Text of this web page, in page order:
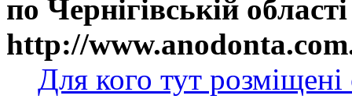
по Чернігівській
http://
Для кого тут